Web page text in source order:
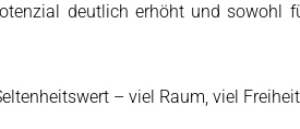
deutlich erhöht und sowohl
– viel Raum, viel